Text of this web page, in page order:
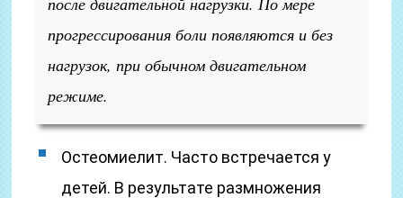
прогрессирования боли появляются и без
нагрузок, при обычном двигательном
режиме.
Остеомиелит. Часто встречается у
детей. В результате размножения